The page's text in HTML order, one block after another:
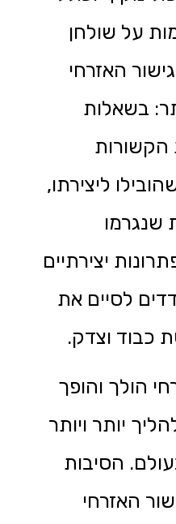
על שולחן
האזרחי
בשאלות
הקשורות
ליצירתו,
שנגרמו
יצירתיים
לסיים את
כבוד וצדק.
הולך והופך
יותר ויותר
הסיבות
האזרחי